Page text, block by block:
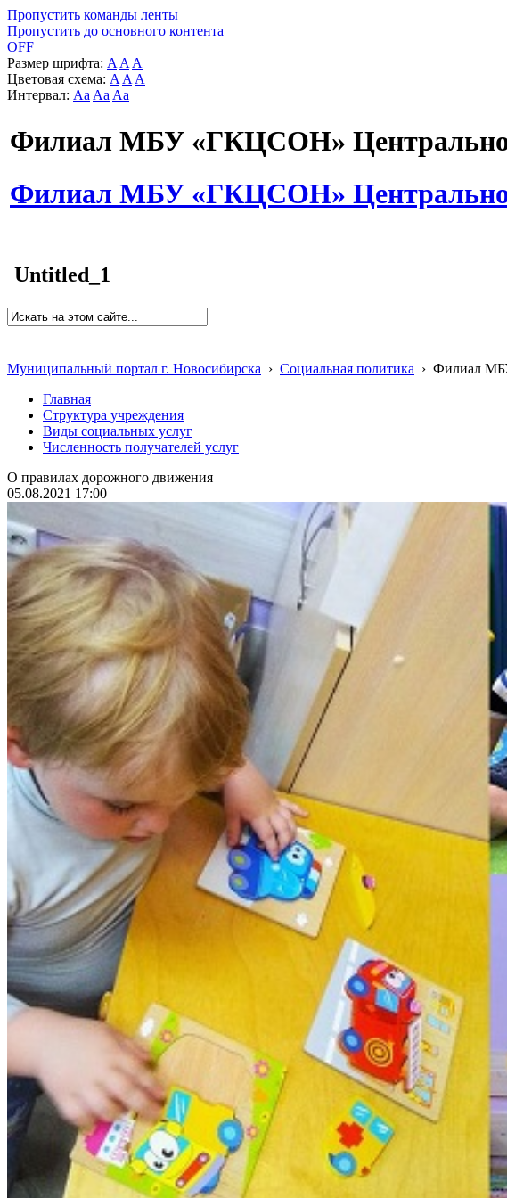
Пропустить команды ленты
Пропустить до основного контента
OFF
Размер шрифта: A A A
Цветовая схема: A A A
Интервал: Aa Aa Aa
Филиал МБУ «ГКЦСОН»
Филиал МБУ «ГКЦСОН»
Untitled_1
Муниципальный портал г. Новосибирска › Социальная политика › Филиал
Главная
Структура учреждения
Виды социальных услуг
Численность получателей услуг
О правилах дорожного движения
05.08.2021 17:00